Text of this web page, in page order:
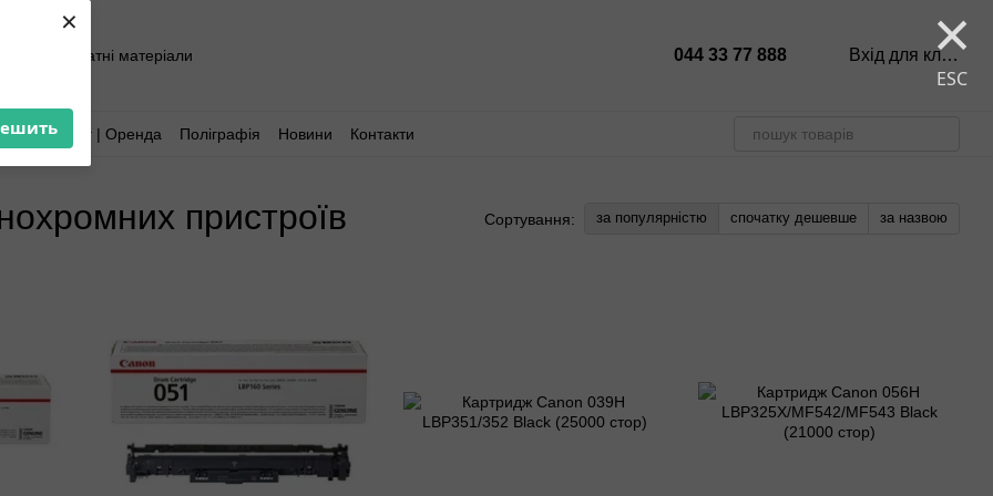
× ×
ESC
та витратні матеріали 044 33 77 888 Вхід для клієнтів
Аутсорсинг | Оренда Поліграфія Новини Контакти
пристроїв Сортування: за популярністю спочатку дешевше за назвою